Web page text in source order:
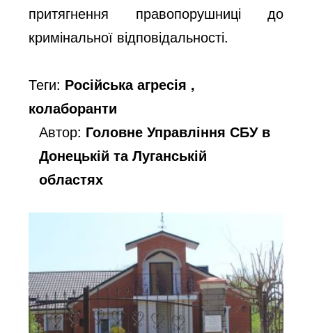
притягнення правопорушниці до
кримінальної відповідальності.
Теги: Російська агресія ,
колаборанти
Автор: Головне Управління СБУ в
Донецькій та Луганській
областях